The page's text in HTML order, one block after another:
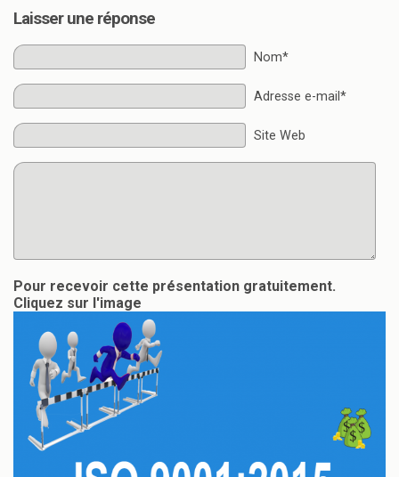
Laisser une réponse
Nom*
Adresse e-mail*
Site Web
Pour recevoir cette présentation gratuitement.
Cliquez sur l'image